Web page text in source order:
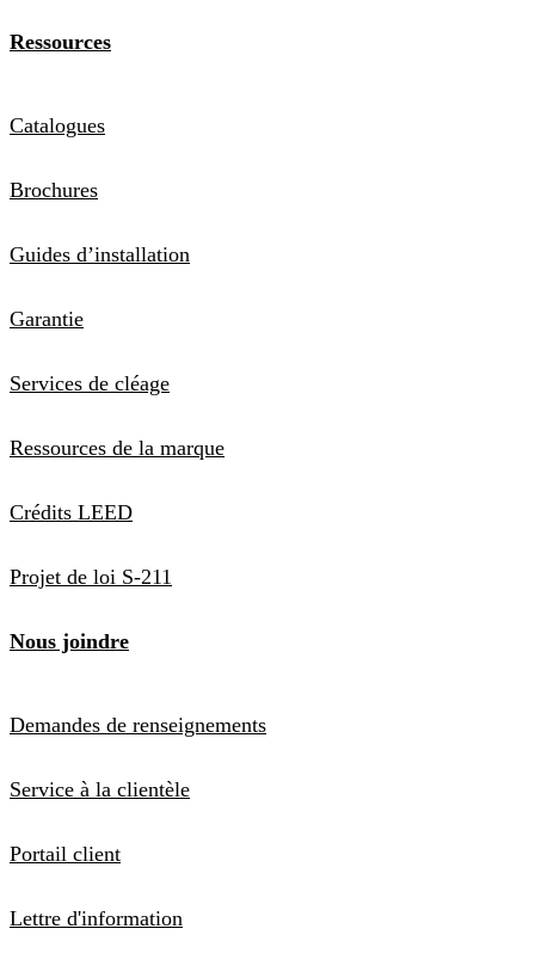
Ressources
Catalogues
Brochures
Guides d’installation
Garantie
Services de cléage
Ressources de la marque
Crédits LEED
Projet de loi S-211
Nous joindre
Demandes de renseignements
Service à la clientèle
Portail client
Lettre d'information